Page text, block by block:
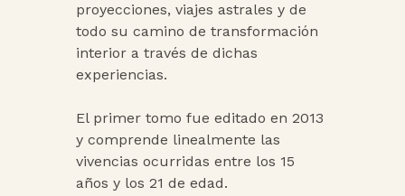
proyecciones, viajes astrales y de
todo su camino de transformación
interior a través de dichas
experiencias.
El primer tomo fue editado en 2013
y comprende linealmente las
vivencias ocurridas entre los 15
años y los 21 de edad.